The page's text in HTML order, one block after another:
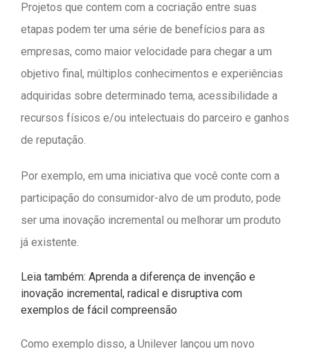
Projetos que contem com a cocriação entre suas
etapas podem ter uma série de benefícios para as
empresas, como maior velocidade para chegar a um
objetivo final, múltiplos conhecimentos e experiências
adquiridas sobre determinado tema, acessibilidade a
recursos físicos e/ou intelectuais do parceiro e ganhos
de reputação.
Por exemplo, em uma iniciativa que você conte com a
participação do consumidor-alvo de um produto, pode
ser uma inovação incremental ou melhorar um produto
já existente.
Leia também: Aprenda a diferença de invenção e
inovação incremental, radical e disruptiva com
exemplos de fácil compreensão
Como exemplo disso, a Unilever lançou um novo